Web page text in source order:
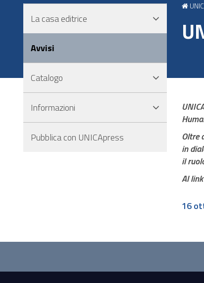
principale
Salta
principale
navigazione
Salta
al
Oltre
in
il
Al
16
La casa editrice
Avvisi
Catalogo
Informazioni
Pubblica con UNICApress
Questionnaire
social